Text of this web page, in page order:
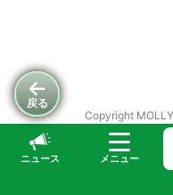
ニュース メニュー
戻る
Copyright